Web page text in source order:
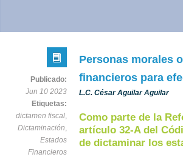
Personas morales
financieros para
L.C. César Aguilar Aguilar
Como parte de la
artículo 32-A del
de dictaminar los
Publicado:
Jun 10 2023
Etiquetas:
dictamen fiscal,
Dictaminación,
Estados
Financieros